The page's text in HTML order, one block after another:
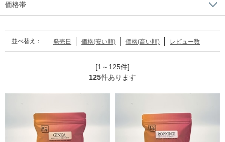
価格帯
並べ替え： 発売日 価格(安い順) 価格(高い順) レビュー数
[1～125件]
125件あります